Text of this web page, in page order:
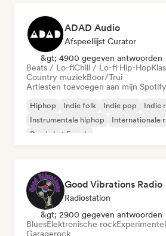
ADAD Audio
Afspeellijst Curator
&gt; 4900 gegeven antwoorden
Beats / Lo-fiChill / Lo-fi Hip-Hop
Country muziekBoor/Trui
Artiesten toevoegen aan mijn
Hiphop Indie folk Indie pop Indie
Instrumentale hiphop
Internationale
Rap in het Engels
Good Vibrations Radio
Radiostation
&gt; 2900 gegeven antwoorden
BluesElektronische rock
Garagerock